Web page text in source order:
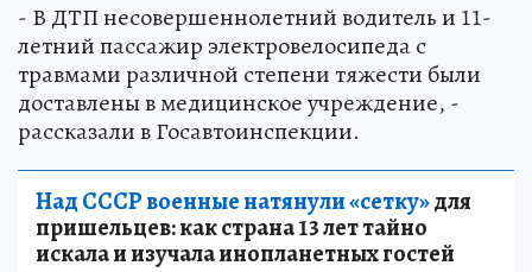
- В ДТП несовершеннолетний водитель и 11-
летний пассажир электровелосипеда с
травмами различной степени тяжести были
доставлены в медицинское учреждение, -
рассказали в Госавтоинспекции.
Над СССР военные натянули «сетку»для
пришельцев: как страна 13 лет тайно
искала и изучала инопланетных гостей